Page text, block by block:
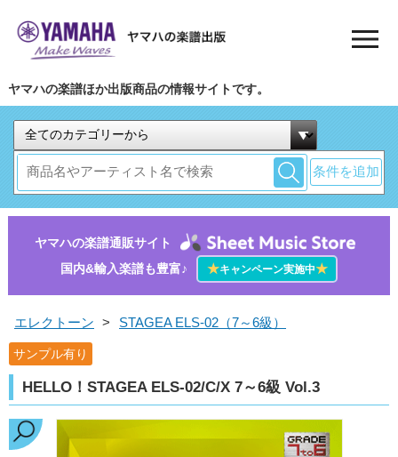
ヤマハの楽譜ほか出版商品の情報サイトです。
条件を追加
ヤマハの楽譜通販サイト
国内&輸入楽譜も豊富♪
★キャンペーン実施中★
エレクトーン > STAGEA ELS-02（7～6級）
サンプル有り
HELLO！STAGEA ELS-02/C/X 7～6級 Vol.3